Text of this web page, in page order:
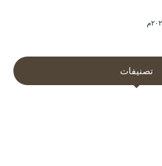
تصنيفات